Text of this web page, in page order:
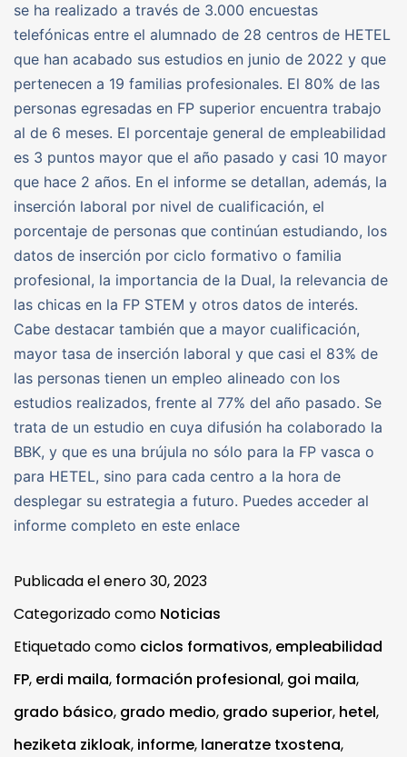
se ha realizado a través de 3.000 encuestas
telefónicas entre el alumnado de 28 centros de HETEL
que han acabado sus estudios en junio de 2022 y que
pertenecen a 19 familias profesionales. El 80% de las
personas egresadas en FP superior encuentra trabajo
al de 6 meses. El porcentaje general de empleabilidad
es 3 puntos mayor que el año pasado y casi 10 mayor
que hace 2 años. En el informe se detallan, además, la
inserción laboral por nivel de cualificación, el
porcentaje de personas que continúan estudiando, los
datos de inserción por ciclo formativo o familia
profesional, la importancia de la Dual, la relevancia de
las chicas en la FP STEM y otros datos de interés.
Cabe destacar también que a mayor cualificación,
mayor tasa de inserción laboral y que casi el 83% de
las personas tienen un empleo alineado con los
estudios realizados, frente al 77% del año pasado. Se
trata de un estudio en cuya difusión ha colaborado la
BBK, y que es una brújula no sólo para la FP vasca o
para HETEL, sino para cada centro a la hora de
desplegar su estrategia a futuro. Puedes acceder al
informe completo en este enlace
Publicada elenero 30, 2023
Categorizado como Noticias
Etiquetado como ciclos formativos, empleabilidad
FP, erdi maila, formación profesional, goi maila,
grado básico, grado medio, grado superior, hetel,
heziketa zikloak, informe, laneratze txostena,